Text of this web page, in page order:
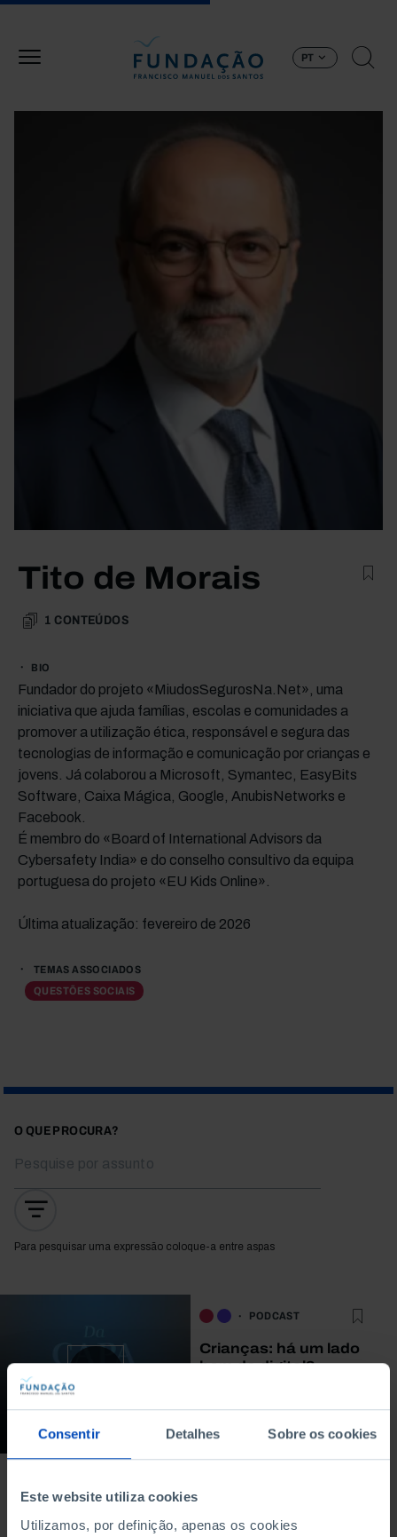
Consentir Detalhes Sobre os cookies
Este website utiliza cookies
Utilizamos, por definição, apenas os cookies
PT
Tito de Morais
1 CONTEÚDOS
BIO
Fundador do projeto «MiudosSegurosNa.Net», uma
iniciativa que ajuda famílias, escolas e comunidades a
promover a utilização ética, responsável e segura das
tecnologias de informação e comunicação por crianças e
jovens. Já colaborou a Microsoft, Symantec, EasyBits
Software, Caixa Mágica, Google, AnubisNetworks e
Facebook.
É membro do «Board of International Advisors da
Cybersafety India» e do conselho consultivo da equipa
portuguesa do projeto «EU Kids Online».
Última atualização: fevereiro de 2026
TEMAS ASSOCIADOS
QUESTÕES SOCIAIS
O QUE PROCURA?
Para pesquisar uma expressão coloque-a entre aspas
PODCAST
Crianças: há um lado
bom do digital?